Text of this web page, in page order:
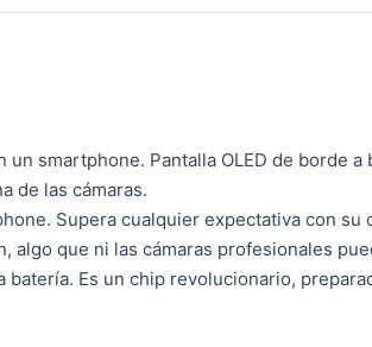
smartphone. Pantalla OLED de borde
de las cámaras.
Supera cualquier expectativa con
algo que ni las cámaras profesionales
Es un chip revolucionario,